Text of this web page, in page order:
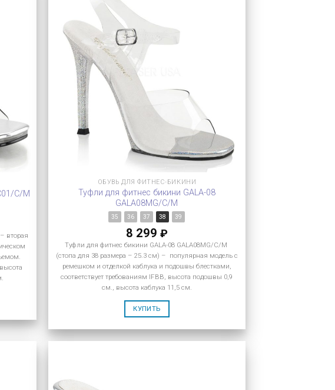
C/M
вторая
ОБУВЬ ДЛЯ ФИТНЕС-БИКИНИ
Туфли для фитнес бикини GALA-08
GALA08MG/C/M
35 36 37 38 39
8 299 ₽
Туфли для фитнес бикини GALA-08 GALA08MG/C/M
(стопа для 38 размера – 25.3 см) – популярная модель с
ремешком и отделкой каблука и подошвы блестками,
соответствует требованиям IFBB, высота подошвы 0,9
см., высота каблука 11,5 см.
КУПИТЬ